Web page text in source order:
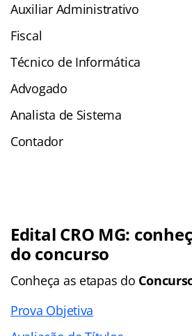
Auxiliar Administrativo
Fiscal
Técnico de Informática
Advogado
Analista de Sistema
Contador
Edital CRO MG:
do concurso
Conheça as etapas do
Prova Objetiva